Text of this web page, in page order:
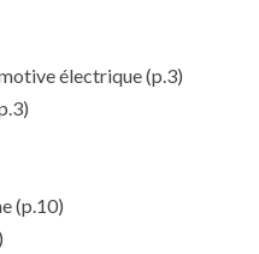
électrique(p.3)
(p.10)